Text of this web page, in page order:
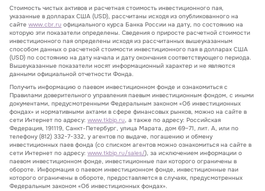
Стоимость чистых активов и расчетная стоимость инвестиционного пая,
указанные в долларах США (USD), рассчитаны исходя из опубликованного на
сайте www.cbr.ru официального курса Банка России на дату, по состоянию на
которую эти показатели определены. Сведения о приросте расчетной стоимости
инвестиционного пая определены исходя из рассчитанных вышеуказанным
способом данных о расчетной стоимости инвестиционного пая в долларах США
(USD) по состоянию на дату начала и дату окончания соответствующего периода.
Вышеуказанные показатели носят информационный характер и не являются
данными официальной отчетности Фонда.
Получить информацию о паевом инвестиционном фонде и ознакомиться с
Правилами доверительного управления паевым инвестиционным фондом, с иными
документами, предусмотренными Федеральным законом «Об инвестиционных
фондах» и нормативными актами в сфере финансовых рынков, можно на сайте в
сети Интернет по адресу: www.tkbip.ru, а также по адресу: Российская
Федерация, 191119, Санкт-Петербург, улица Марата, дом 69–71, лит. А, или по
телефону (812) 332-7-332, у агентов по выдаче, погашению и обмену
инвестиционных паев фонда (со списком агентов можно ознакомиться на сайте в
сети Интернет по адресу: www.tkbip.ru/sales/), за исключением информации о
паевом инвестиционном фонде, инвестиционные паи которого ограничены в
обороте. Информация о паевом инвестиционном фонде, инвестиционные паи
которого ограничены в обороте, предоставляется в случаях, предусмотренных
Федеральным законом «Об инвестиционных фондах».